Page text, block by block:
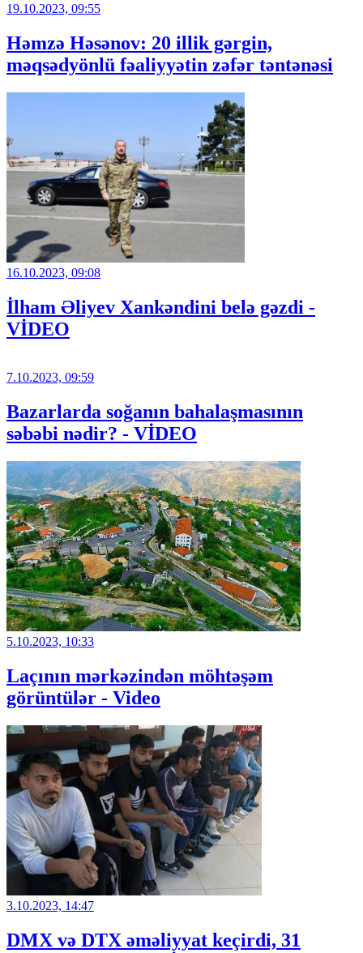
19.10.2023, 09:55
Həmzə Həsənov: 20 illik gərgin,
məqsədyönlü fəaliyyətin zəfər təntənəsi
16.10.2023, 09:08
İlham Əliyev Xankəndini belə gəzdi -
VİDEO
7.10.2023, 09:59
Bazarlarda soğanın bahalaşmasının
səbəbi nədir? - VİDEO
5.10.2023, 10:33
Laçının mərkəzindən möhtəşəm
görüntülər - Video
3.10.2023, 14:47
DMX və DTX əməliyyat keçirdi, 31